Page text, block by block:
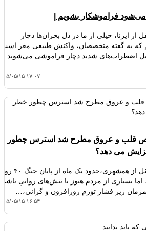
فراموشکار بشویم |
روان ۲۴ به نقل از ایرنا، خیلی از ما در دل بحران‌ها دچار
به گفته متخصصان، واکنش طبیعی مغز
دلیل اضطراب‌های شدید دچار فراموشی می‌شوند.
۱۴۰۵/۰۵/۱۵
قلب و عروق مطرح شد استرس چطور
می دهد؟
به گزارش روان ۲۴ به نقل از همشهری،حدود یک ماه از
بسیاری از مردم هنوز با تنش‌های روانیِ ناشی
زیر فشار تورم روزافزون و گرانی،…
۱۴۰۵/۰۵/۱۵